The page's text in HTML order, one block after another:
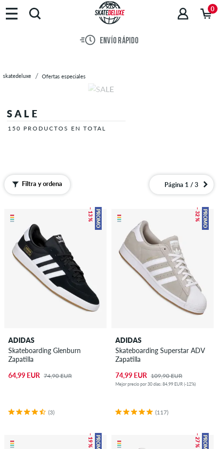
Marcas
Skateboards
Sale
0
ENVÍO RÁPIDO
skatedeluxe Ofertas especiales
SALE
150 PRODUCTOS EN TOTAL
Filtra y ordena Página 1 / 3
PROMO
– 13 %
ADIDAS
Skateboarding Glenburn
Zapatilla
64,99 EUR 74,90 EUR
(3)
PROMO
– 32 %
ADIDAS
Skateboarding Superstar ADV
Zapatilla
74,99 EUR 109,90 EUR
Mejor precio por 30 días: 84,99 EUR (-12%)
(117)
PROMO
– 19 % PROMO
– 27 %